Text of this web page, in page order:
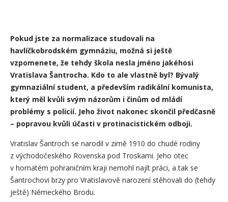
Pokud jste za normalizace studovali na
havlíčkobrodském gymnáziu, možná si ještě
vzpomenete, že tehdy škola nesla jméno jakéhosi
Vratislava Šantrocha. Kdo to ale vlastně byl? Bývalý
gymnaziální student, a především radikální komunista,
který měl kvůli svým názorům i činům od mládí
problémy s policií. Jeho život nakonec skončil předčasně
– popravou kvůli účasti v protinacistickém odboji.
Vratislav Šantroch se narodil v zimě 1910 do chudé rodiny
z východočeského Rovenska pod Troskami. Jeho otec
v hornatém pohraničním kraji nemohl najít práci, a tak se
Šantrochovi brzy pro Vratislavově narození stěhovali do (tehdy
ještě) Německého Brodu.